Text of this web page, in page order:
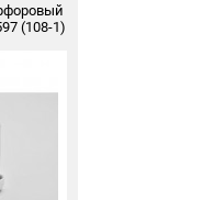
(108-1)